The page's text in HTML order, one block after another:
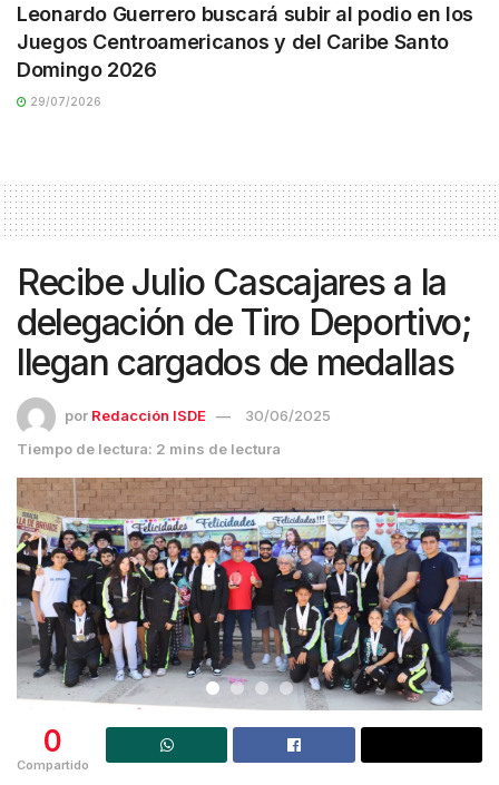
Leonardo Guerrero buscará subir al podio en los
Juegos Centroamericanos y del Caribe Santo
Domingo 2026
29/07/2026
Recibe Julio Cascajares a la
delegación de Tiro Deportivo;
llegan cargados de medallas
por Redacción ISDE
30/06/2025
Tiempo de lectura: 2 mins de lectura
0
Compartido